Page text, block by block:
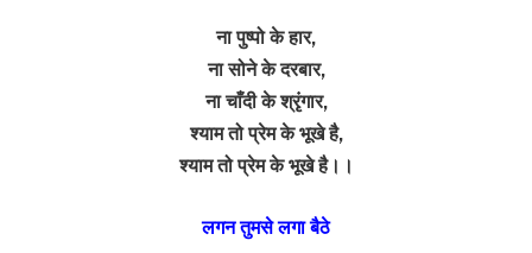
ना पुष्पो के हार,
ना सोने के दरबार,
ना चाँदी के श्रृंगार,
श्याम तो प्रेम के भूखे है,
श्याम तो प्रेम के भूखे है।।
लगन तुमसे लगा बैठे